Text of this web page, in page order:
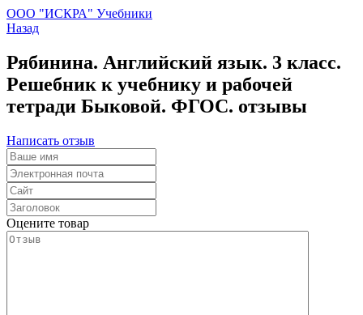
ООО "ИСКРА" Учебники
Назад
Рябинина. Английский язык. 3 класс.
Решебник к учебнику и рабочей
тетради Быковой. ФГОС. отзывы
Написать отзыв
Оцените товар